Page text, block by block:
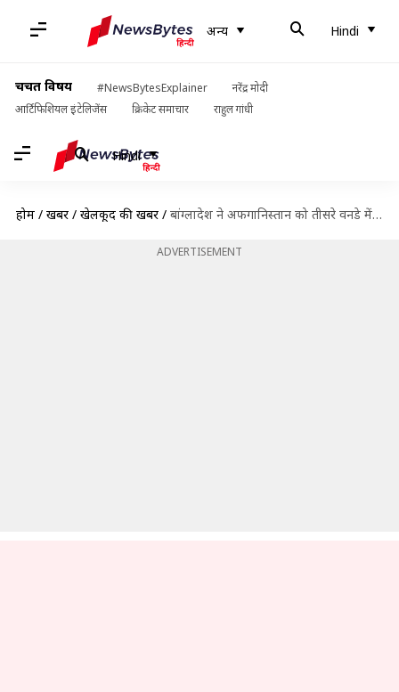
अन्य Hindi
चर्चित विषय #NewsBytesExplainer
नरेंद्र मोदी
आर्टिफिशियल इंटेलिजेंस
क्रिकेट समाचार राहुल गांधी
Hindi
होम / खबरें / खेलकूद की खबरें / बांग्लादेश ने अफगानिस्तान को तीसरे वनडे में हराया, ये बने रिकॉर्ड्स
ADVERTISEMENT